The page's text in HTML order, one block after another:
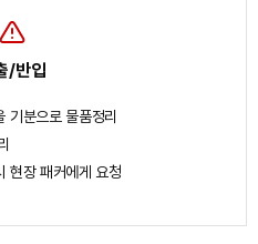
/반입
기분으로 물품정리
현장 패커에게 요청